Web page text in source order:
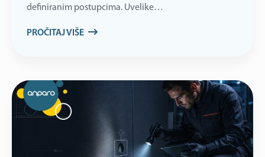
definiranim postupcima. Uvelike…
PROČITAJ VIŠE